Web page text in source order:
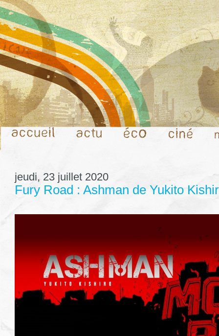
jeudi, 23 juillet 2020
Fury Road : Ashman de Yukito